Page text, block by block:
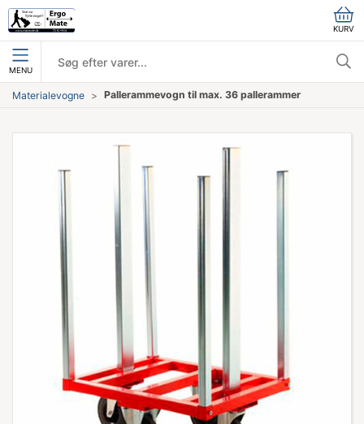
KURV
MENU
Materialevogne Pallerammevogn til max. 36 pallerammer